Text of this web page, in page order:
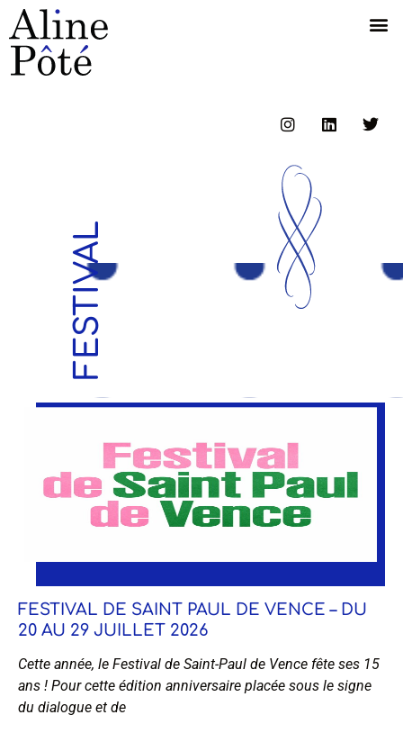
FESTIVAL
FESTIVAL DE SAINT PAUL DE VENCE – DU
20 AU 29 JUILLET 2026
Cette année, le Festival de Saint-Paul de Vence fête ses 15
ans ! Pour cette édition anniversaire placée sous le signe
du dialogue et de